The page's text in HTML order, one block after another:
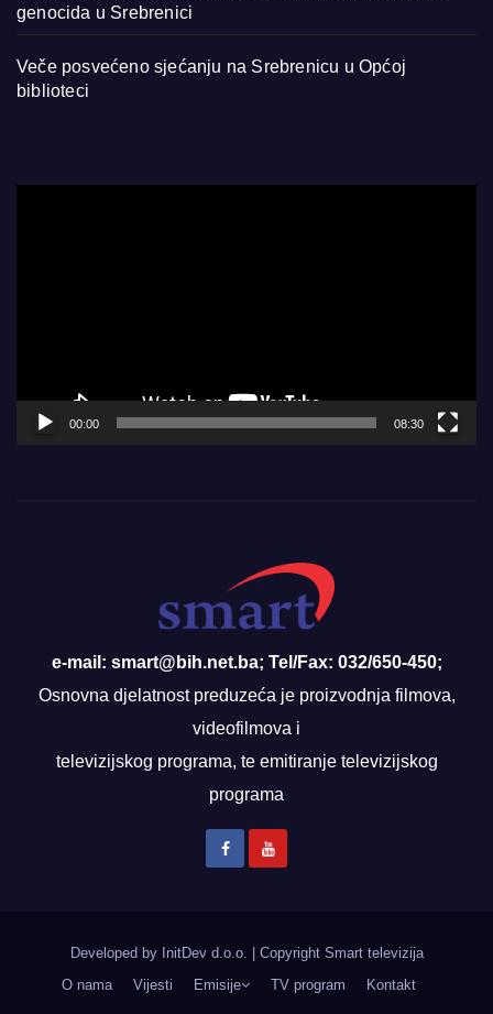
genocida u Srebrenici
Veče posvećeno sjećanju na Srebrenicu u Općoj
biblioteci
00:00 08:30
e-mail: smart@bih.net.ba; Tel/Fax: 032/650-450;
Osnovna djelatnost preduzeća je proizvodnja filmova,
videofilmova i
televizijskog programa, te emitiranje televizijskog
programa
Developed by InitDev d.o.o.
Copyright Smart televizija
O nama
Vijesti Emisije TV program Kontakt